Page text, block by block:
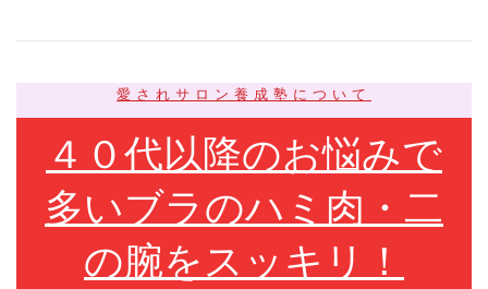
愛されサロン養成塾について
４０代以降のお悩みで
多いブラのハミ肉・二
の腕をスッキリ！